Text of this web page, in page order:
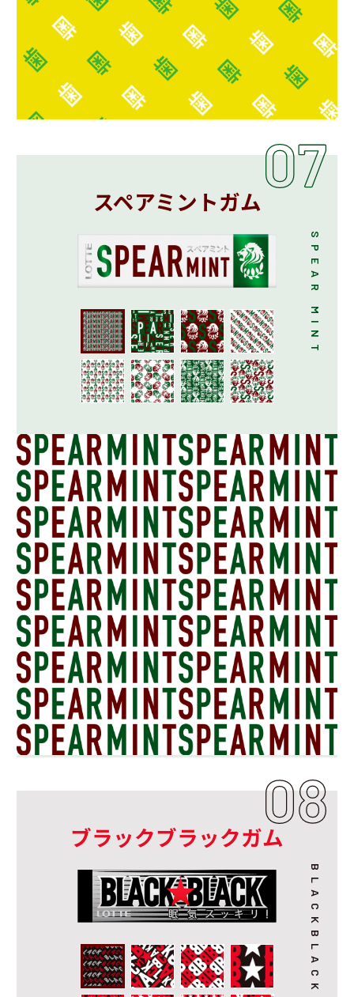
スペアミントガム
SPEAR MINT
ブラックブラックガム
BLACKBLACK